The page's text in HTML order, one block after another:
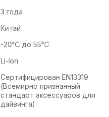
3 года
Китай
-20°С до 55°С
Li-Ion
Сертифицирован EN13319
(Всемирно признанный
стандарт аксессуаров для
дайвинга)